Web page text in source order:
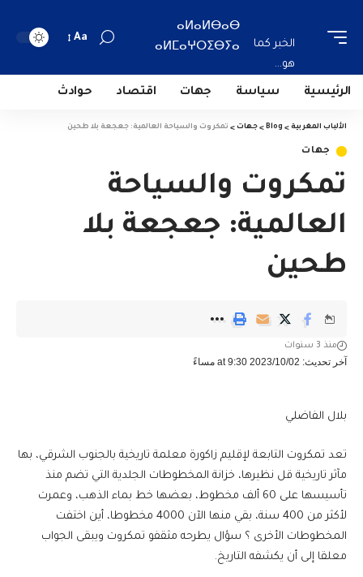
الخبر كما
هو...
ⴰⵍⴰⵍⴱⴰⴱ
ⴰⵍⵎⴰⵖⵔⵉⴱⵢⴰ
Aa
الرئيسية سياسة جهات اقتصاد حوادث
الألباب المغربية >
Blog
> جهات > تمكروت والسياحة العالمية: جعجعة بلا طحين‎
جهات
تمكروت والسياحة
العالمية: جعجعة بلا
طحين‎
آخر تحديث: 2023/10/02 at 9:30 مساءً
منذ 3 سنوات
بلال الفاضلي
تعد تمكروت التابعة لإقليم زاكورة معلمة تاريخية بالجنوب الشرقي، بها
مآثر تاريخية قل نظيرها، خزانة المخطوطات الجلدية التي تضم منذ
تأسيسها على 60 ألف مخطوط، بعضها خط بماء الذهب، وعمرت
لأكثر من 400 سنة، بقي منها الآن 4000 مخطوطا، أين اختفت
المخطوطات الأخرى ؟ سؤال يطرحه مثقفو تمكروت ويبقى الجواب
معلقا إلى أن يكشفه التاريخ.